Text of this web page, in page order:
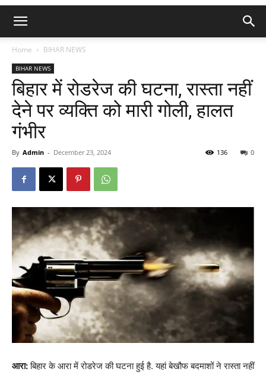
Home BIHAR NEWS
BIHAR NEWS
बिहार में रोडरेज की घटना, रास्ता नहीं
देने पर व्यक्ति को मारी गोली, हालत
गंभीर
By Admin - December 23, 2024 0
136
आरा:बिहार के आरा में रोडरेज की घटना हुई है. यहां बेखौफ बदमाशों ने रास्ता नहीं